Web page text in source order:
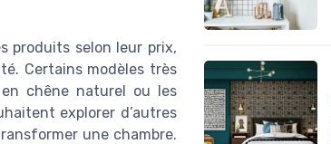
produits selon leur prix,
Certains modèles très
chêne naturel ou les
explorer d’autres
une chambre.